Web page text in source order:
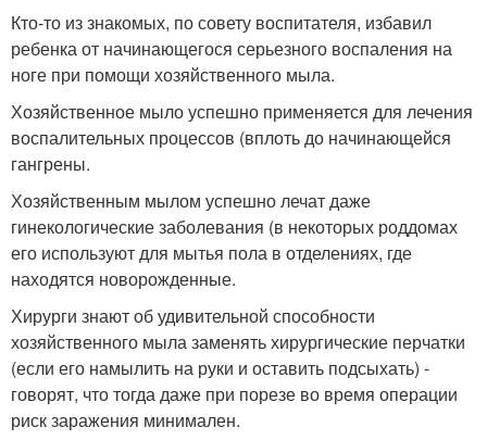
Кто-то из знакомых, по совету воспитателя, избавил
ребенка от начинающегося серьезного воспаления на
ноге при помощи хозяйственного мыла.
Хозяйственное мыло успешно применяется для лечения
воспалительных процессов (вплоть до начинающейся
гангрены.
Хозяйственным мылом успешно лечат даже
гинекологические заболевания (в некоторых роддомах
его используют для мытья пола в отделениях, где
находятся новорожденные.
Хирурги знают об удивительной способности
хозяйственного мыла заменять хирургические перчатки
(если его намылить на руки и оставить подсыхать) -
говорят, что тогда даже при порезе во время операции
риск заражения минимален.